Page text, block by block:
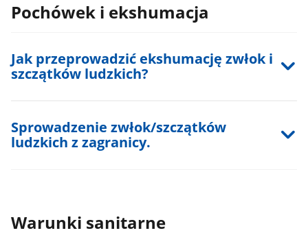
Pochówek i ekshumacja
Jak przeprowadzić ekshumację zwłok i
szczątków ludzkich?
Sprowadzenie zwłok/szczątków
ludzkich z zagranicy.
Warunki sanitarne